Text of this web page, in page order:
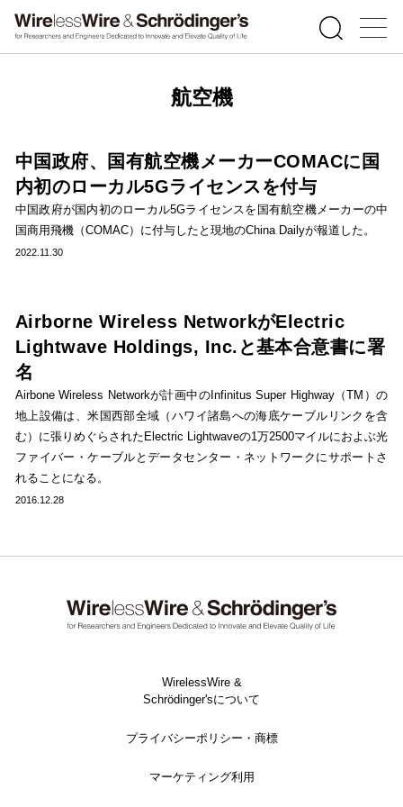
航空機
中国政府、国有航空機メーカーCOMACに国
内初のローカル5Gライセンスを付与
中国政府が国内初のローカル5Gライセンスを国有航空機メーカーの中
国商用飛機（COMAC）に付与したと現地のChina Dailyが報道した。
2022.11.30
Airborne Wireless NetworkがElectric
Lightwave Holdings, Inc.と基本合意書に署
名
Airbone Wireless Networkが計画中のInfinitus Super Highway（TM）の
地上設備は、米国西部全域（ハワイ諸島への海底ケーブルリンクを含
む）に張りめぐらされたElectric Lightwaveの1万2500マイルにおよぶ光
ファイバー・ケーブルとデータセンター・ネットワークにサポートさ
れることになる。
2016.12.28
WirelessWire &
Schrödinger'sについて
プライバシーポリシー・商標
マーケティング利用